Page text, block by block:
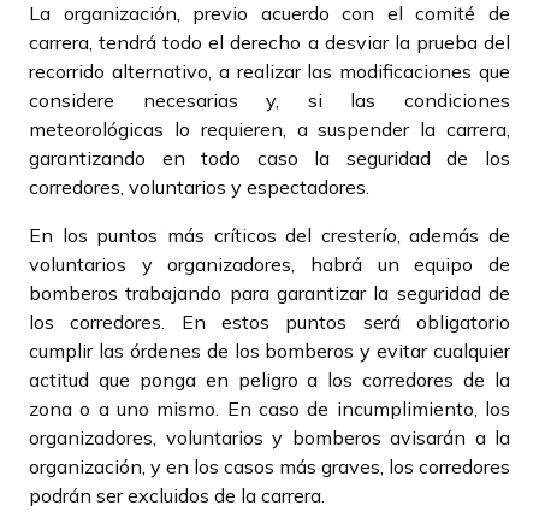
La organización, previo acuerdo con el comité de
carrera, tendrá todo el derecho a desviar la prueba del
recorrido alternativo, a realizar las modificaciones que
considere necesarias y, si las condiciones
meteorológicas lo requieren, a suspender la carrera,
garantizando en todo caso la seguridad de los
corredores, voluntarios y espectadores.
En los puntos más críticos del cresterío, además de
voluntarios y organizadores, habrá un equipo de
bomberos trabajando para garantizar la seguridad de
los corredores. En estos puntos será obligatorio
cumplir las órdenes de los bomberos y evitar cualquier
actitud que ponga en peligro a los corredores de la
zona o a uno mismo. En caso de incumplimiento, los
organizadores, voluntarios y bomberos avisarán a la
organización, y en los casos más graves, los corredores
podrán ser excluidos de la carrera.